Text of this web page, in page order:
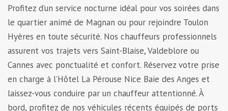
Profitez d’un service nocturne idéal pour vos soirées dans
le quartier animé de Magnan ou pour rejoindre Toulon
Hyères en toute sécurité. Nos chauffeurs professionnels
assurent vos trajets vers Saint-Blaise, Valdeblore ou
Cannes avec ponctualité et confort. Réservez votre prise
en charge à l’Hôtel La Pérouse Nice Baie des Anges et
laissez-vous conduire par un chauffeur attentionné. À
bord, profitez de nos véhicules récents équipés de ports